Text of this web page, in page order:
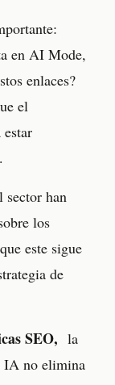
en AI Mode,
enlaces?
el
sector han
los
este sigue
de
SEO, la
IA no elimina